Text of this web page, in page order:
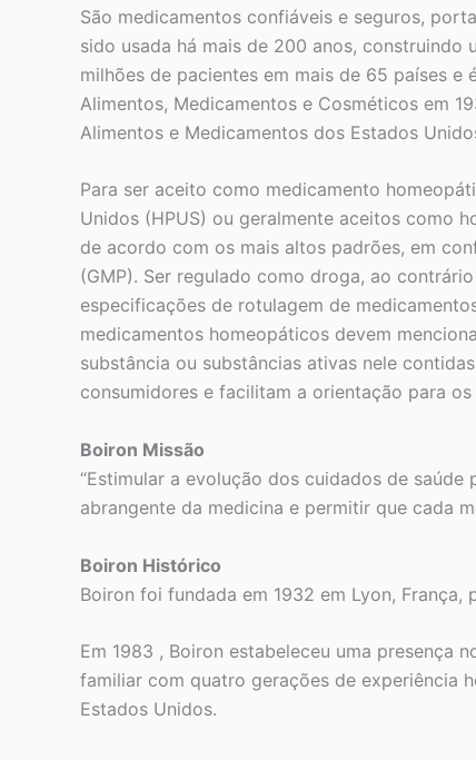
São medicamentos confiáveis e seguros,
sido usada há mais de 200 anos,
milhões de pacientes em mais de 65 países
Alimentos, Medicamentos e Cosméticos em
Alimentos e Medicamentos dos Estados
Para ser aceito como medicamento
Unidos (HPUS) ou geralmente aceitos como
de acordo com os mais altos padrões, em
(GMP). Ser regulado como droga, ao
especificações de rotulagem de
medicamentos homeopáticos devem
substância ou substâncias ativas nele
consumidores e facilitam a orientação para os
Boiron Missão
“Estimular a evolução dos cuidados de
abrangente da medicina e permitir que cada
Boiron Histórico
Boiron foi fundada em 1932 em Lyon,
Em 1983 , Boiron estabeleceu uma presença
familiar com quatro gerações de experiência
Estados Unidos.